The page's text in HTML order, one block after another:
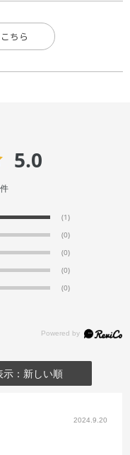
ちら
5.0
件
(1)
(0)
(0)
(0)
(0)
示：新しい順
2024.9.20